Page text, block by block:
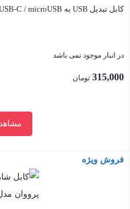
کابل تبدیل USB به USB-C / microUSB / لایتنینگ پرووان مدل PCC280 طول 1 متر
در انبار موجود نمی باشد
315,000 تومان
بستن
فروش ویژه